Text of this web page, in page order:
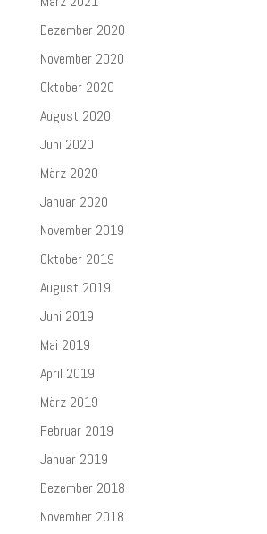
Dezember 2020
November 2020
Oktober 2020
August 2020
Juni 2020
März 2020
Januar 2020
November 2019
Oktober 2019
August 2019
Juni 2019
Mai 2019
April 2019
März 2019
Februar 2019
Januar 2019
Dezember 2018
November 2018